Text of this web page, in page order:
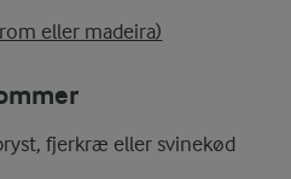
eller madeira)
fjerkræ eller svinekød